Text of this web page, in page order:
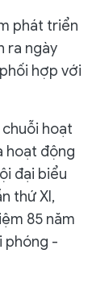
phát triển
ra ngày
hợp với
hoạt
hoạt động
đại biểu
thứ XI,
85 năm
phóng -